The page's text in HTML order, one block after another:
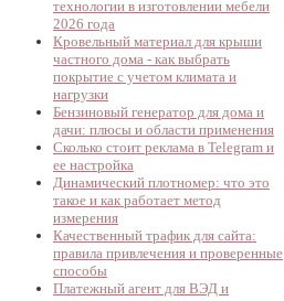
технологии в изготовлении мебели
2026 года
Кровельный материал для крыши
частного дома - как выбрать
покрытие с учетом климата и
нагрузки
Бензиновый генератор для дома и
дачи: плюсы и области применения
Сколько стоит реклама в Telegram и
ее настройка
Динамический плотномер: что это
такое и как работает метод
измерения
Качественный трафик для сайта:
правила привлечения и проверенные
способы
Платежный агент для ВЭД и